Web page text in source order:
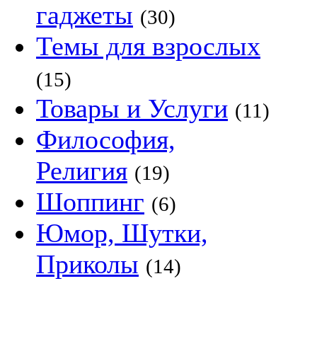
гаджеты (30)
Темы для взрослых
(15)
Товары и Услуги (11)
Философия,
Религия (19)
Шоппинг (6)
Юмор, Шутки,
Приколы (14)